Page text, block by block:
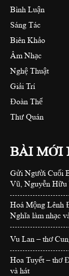
Bình Luận
Sáng Tác
Biên Khảo
Âm Nhạc
Nghệ Thuật
Giải Trí
Đoàn Thể
Thư Quán
BÀI MỚI
Gửi Người Cuối
Vũ, Nguyễn Hữu
Hoá Mộng Lênh
Nghĩa làm nhạc
Vu Lan – thơ
Hoa Tuyết – thơ
và hát